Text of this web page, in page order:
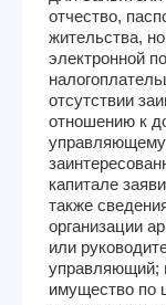
отчество,
жительства,
электронной
отсутствии
отношению к
управляющему
капитале
также
организации
или
управляющий;
имущество по